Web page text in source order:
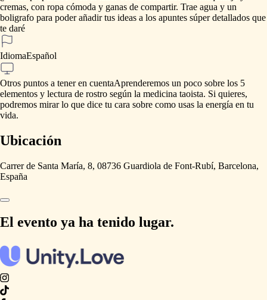
cremas, con ropa cómoda y ganas de compartir. Trae agua y un
boligrafo para poder añadir tus ideas a los apuntes súper detallados que
te daré
IdiomaEspañol
Otros puntos a tener en cuentaAprenderemos un poco sobre los 5
elementos y lectura de rostro según la medicina taoista. Si quieres,
podremos mirar lo que dice tu cara sobre como usas la energía en tu
vida.
Ubicación
Carrer de Santa María, 8, 08736 Guardiola de Font-Rubí, Barcelona,
España
El evento ya ha tenido lugar.